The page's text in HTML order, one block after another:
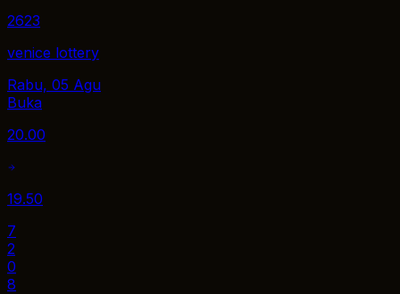
2623
venice lottery
Rabu, 05 Agu
Buka
20.00
19.50
7
2
0
8